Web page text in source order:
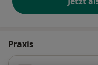
Praxis